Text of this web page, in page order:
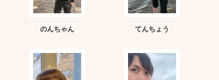
のんちゃん てんちょう